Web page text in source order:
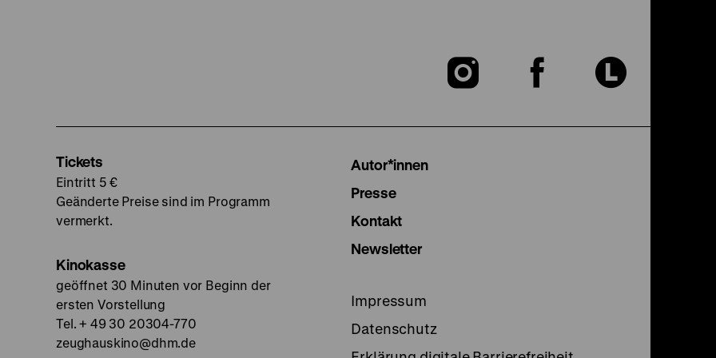
Zu
Zu
Zu
Tickets
Eintritt 5 €
Geänderte Preise sind im Programm
vermerkt.
Kinokasse
geöffnet 30 Minuten vor Beginn der
ersten Vorstellung
Tel. + 49 30 20304-770
zeughauskino@dhm.de
Autor*innen
Presse
Kontakt
Newsletter
Impressum
Datenschutz